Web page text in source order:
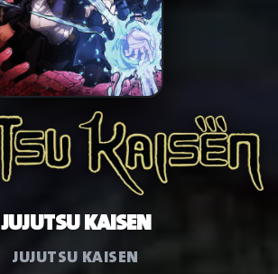
JUJUTSU KAISEN
JUJUTSU KAISEN